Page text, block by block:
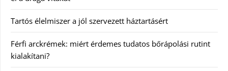
Tartós élelmiszer a jól szervezett háztartásért
Férfi arckrémek: miért érdemes tudatos bőrápolási rutint
kialakítani?